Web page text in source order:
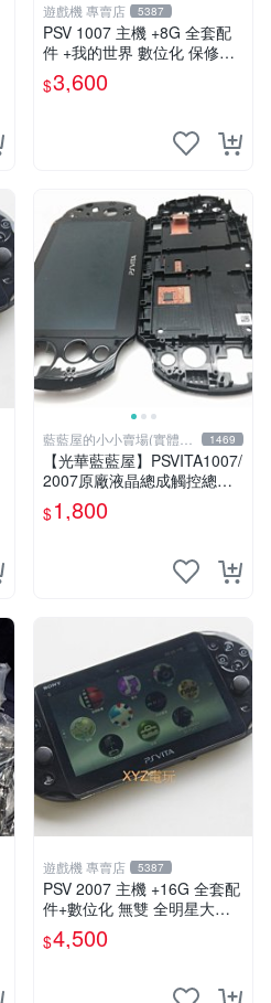
遊戲機 專賣店 5387
PSV 1007 主機 +8G 全套配
件 +我的世界 數位化 保修一
年 品質有保障 psv1007
$3,600
藍藍屋的小小賣場(實體店
面)
1469
【光華藍藍屋】PSVITA1007/
2007原廠液晶總成觸控總成
代客更換液晶破裂觸控不良不
能顯示通通幫您修到好~
$1,800
遊戲機 專賣店 5387
PSV 2007 主機 +16G 全套配
件+數位化 無雙 全明星大亂
$4,500